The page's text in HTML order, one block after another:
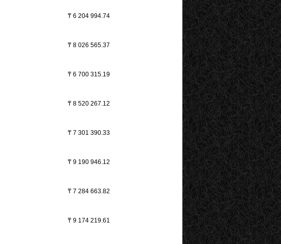
₸ 6 204 994.74
₸ 8 026 565.37
₸ 6 700 315.19
₸ 8 520 267.12
₸ 7 301 390.33
₸ 9 190 946.12
₸ 7 284 663.82
₸ 9 174 219.61